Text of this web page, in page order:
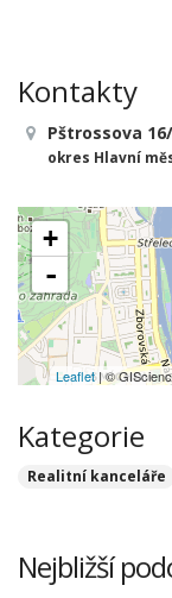
Kontakty
Pštrossova
okres Hlavní
+
-
Leaflet| ©
Kategorie
Realitní kanceláře
Nejbližší